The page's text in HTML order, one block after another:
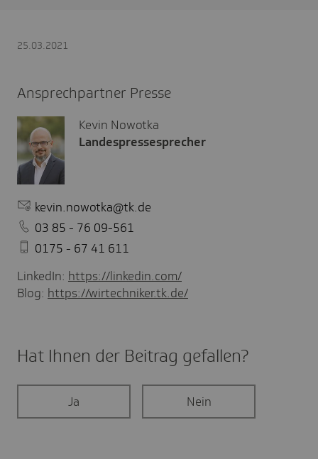
25.03.2021
Ansprechpartner Presse
Kevin Nowotka
Landespressesprecher
kevin.nowotka@tk.de
03 85 - 76 09-561
0175 - 67 41 611
LinkedIn: https://linkedin.com/
Blog: https://wirtechniker.tk.de/
Hat Ihnen der Beitrag gefal­len?
Ja Nein